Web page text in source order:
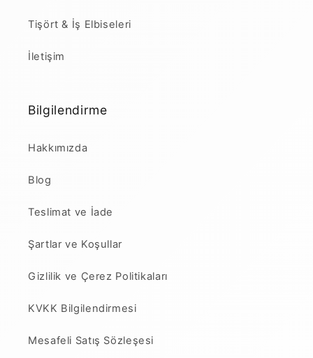
Tişört & İş Elbiseleri
İletişim
Bilgilendirme
Hakkımızda
Blog
Teslimat ve İade
Şartlar ve Koşullar
Gizlilik ve Çerez Politikaları
KVKK Bilgilendirmesi
Mesafeli Satış Sözleşesi